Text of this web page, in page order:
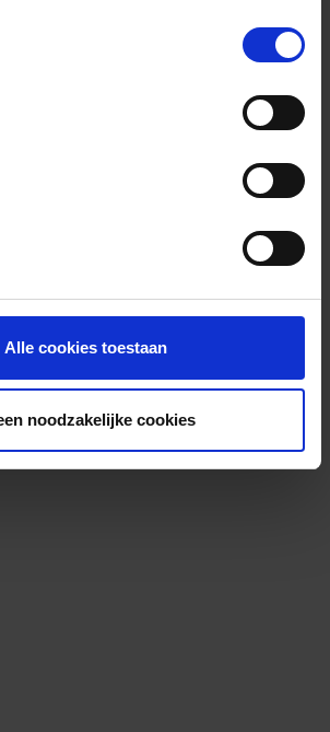
Alle cookies toestaan
noodzakelijke cookies